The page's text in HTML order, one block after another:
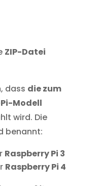
ZIP-Datei
dass die zum
Modell
wird. Die
benannt:
Raspberry Pi 3
Raspberry Pi 4